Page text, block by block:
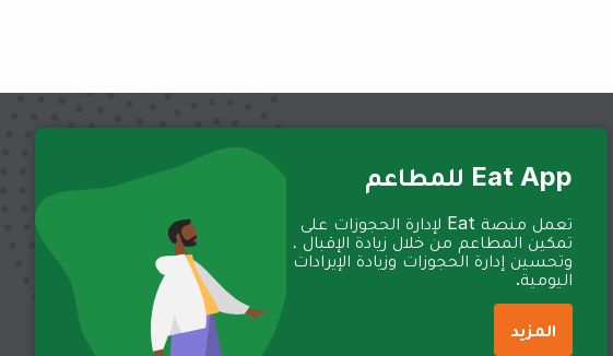
Eat App للمطاعم
تعمل منصة Eat لإدارة الحجوزات على
تمكين المطاعم من خلال زيادة الإقبال ،
وتحسين إدارة الحجوزات وزيادة الإيرادات
اليومية.
المزيد